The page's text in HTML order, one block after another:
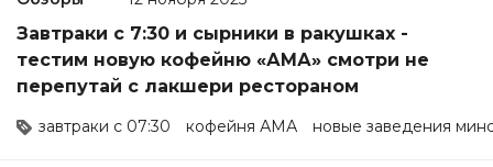
Завтраки с 7:30 и сырники в ракушках -
тестим новую кофейню «АМА» смотри не
перепутай с лакшери рестораном
завтраки с 07:30 кофейня АМА новые заведения